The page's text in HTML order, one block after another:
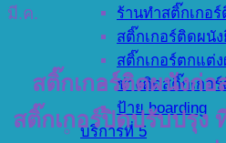
ร้านทำสติ๊กเกอ
สติ๊กเกอร์ติดผนั
สติ๊กเกอร์ตกแต่
ช่างติดสติ๊กเกอ
ป้าย hoarding
บริการที่ 5
มี.ค.
สติ๊กเกอร์ติดผนังก่อ
สติ๊กเกอร์ปิดปรับปรุง